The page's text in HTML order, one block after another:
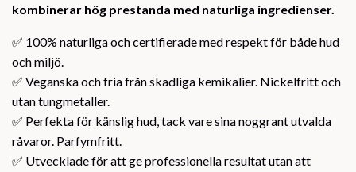
kombinerar hög prestanda med naturliga ingredienser.
✅ 100% naturliga och certifierade med respekt för både hud
och miljö.
✅ Veganska och fria från skadliga kemikalier. Nickelfritt och
utan tungmetaller.
✅ Perfekta för känslig hud, tack vare sina noggrant utvalda
råvaror. Parfymfritt.
✅ Utvecklade för att ge professionella resultat utan att